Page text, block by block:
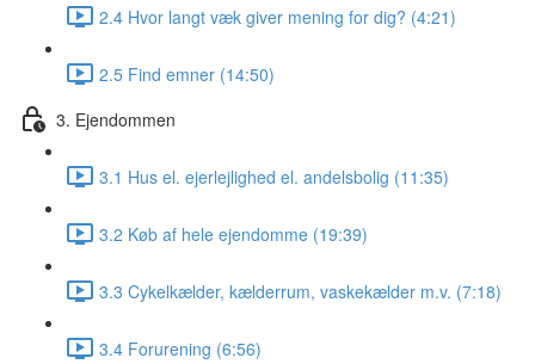
2.4 Hvor langt væk giver mening for dig? (4:21)
2.5 Find emner (14:50)
3. Ejendommen
3.1 Hus el. ejerlejlighed el. andelsbolig (11:35)
3.2 Køb af hele ejendomme (19:39)
3.3 Cykelkælder, kælderrum, vaskekælder m.v. (7:18)
3.4 Forurening (6:56)